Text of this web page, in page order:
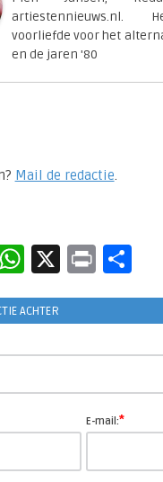
artiestennieuws.nl.
voorliefde voor het
en de jaren '80
Mail de redactie
WhatsApp
X Print
ACHTER
E-mail:*